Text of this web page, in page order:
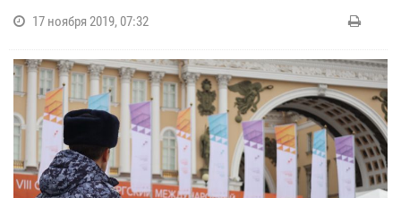
17 ноября 2019, 07:32